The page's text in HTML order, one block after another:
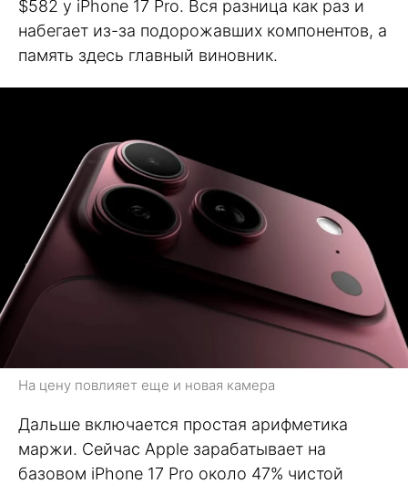
$582 у iPhone 17 Pro. Вся разница как раз и
набегает из-за подорожавших компонентов, а
память здесь главный виновник.
На цену повлияет еще и новая камера
Дальше включается простая арифметика
маржи. Сейчас Apple зарабатывает на
базовом iPhone 17 Pro около 47% чистой